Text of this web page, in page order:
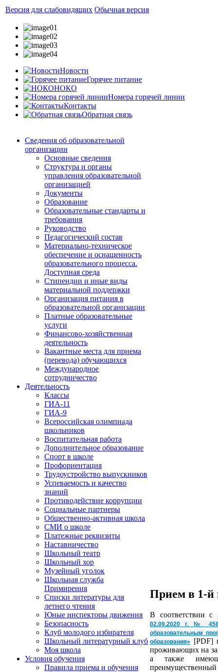
Версия для слабовидящих Обычная версия
Новости
Горячее питание
НОКО
Номера горячей линии
Контакты
Обратная связь
Сведения об образовательной
организации
Основные сведения
Структура и органы
управления образовательной
организацией
Документы
Образование
Образовательные стандарты и
требования
Руководство
Педагогический состав
Материально-техническое
обеспечение и оснащенность
образовательного процесса.
Доступная среда
Стипендии и иные виды
материальной поддержки
Организация питания в
образовательной организации
Платные образовательные
услуги
Финансово-хозяйственная
деятельность
Вакантные места для приема
(перевода) обучающихся
Международное
сотрудничество
Деятельность
Классы
ГИА-11
ГИА-9
Всероссийская олимпиада
школьников
Воспитательная работа
Дополнительное образование
Спорт в школе
Профориентация
Трудоустройство выпускников
Успеваемость и качество
знаний
Противодействие коррупции
Социальные партнеры
Общественно-активная школа
СМИ о школе
Платежные реквизиты
Наставничество
Школьный театр
Школьный хор
Музейный уголок
Школьная служба
Примирения
Списки литературы для
летнего чтения
Юные инспекторы движения
Безопасность
Клуб молодого избирателя
Школьный литературный клуб
Моя школа
Условия обучения
Правила приема и обучения
Прием в 1-й
В соответствии c
02.09.2020 г. № 458
образовательным
образования»
[PDF]
проживающих на
а также
преимущественный